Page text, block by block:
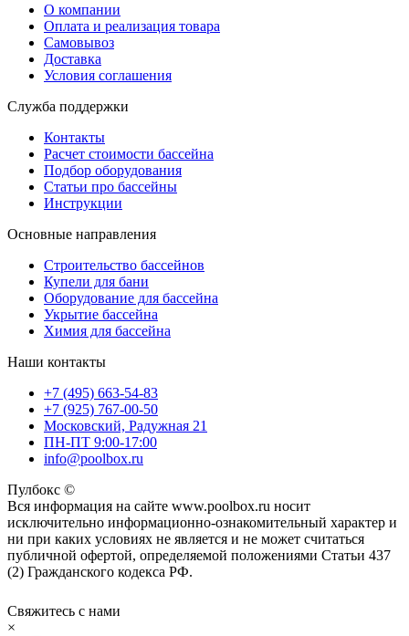
О компании
Оплата и реализация товара
Самовывоз
Доставка
Условия соглашения
Служба поддержки
Контакты
Расчет стоимости бассейна
Подбор оборудования
Статьи про бассейны
Инструкции
Основные направления
Строительство бассейнов
Купели для бани
Оборудование для бассейна
Укрытие бассейна
Химия для бассейна
Наши контакты
+7 (495) 663-54-83
+7 (925) 767-00-50
Московский, Радужная 21
ПН-ПТ 9:00-17:00
info@poolbox.ru
Пулбокс ©
Вся информация на сайте www.poolbox.ru носит
исключительно информационно-ознакомительный характер и
ни при каких условиях не является и не может считаться
публичной офертой, определяемой положениями Статьи 437
(2) Гражданского кодекса РФ.
Свяжитесь с нами
×